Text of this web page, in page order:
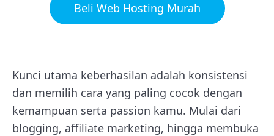
Beli Web Hosting Murah
Kunci utama keberhasilan adalah konsistensi
dan memilih cara yang paling cocok dengan
kemampuan serta passion kamu. Mulai dari
blogging, affiliate marketing, hingga membuka